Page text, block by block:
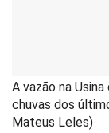
A vazão na
chuvas dos
Mateus Leles)